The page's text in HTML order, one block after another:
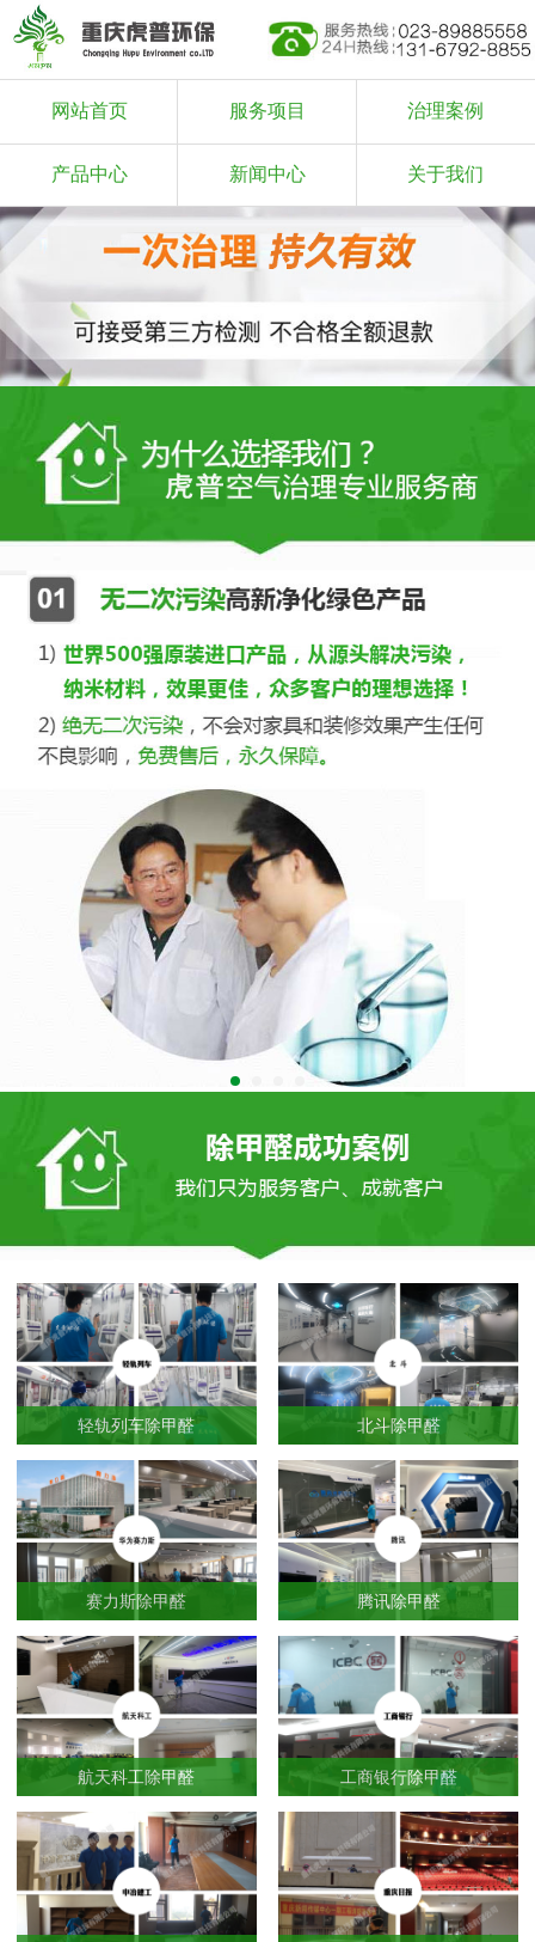
网站首页 服务项目 治理案例
产品中心 新闻中心 关于我们
轻轨列车除甲醛 北斗除甲醛
赛力斯除甲醛 腾讯除甲醛
航天科工除甲醛 工商银行除甲醛